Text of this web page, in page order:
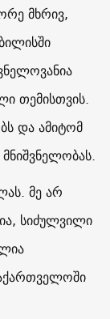
მხრივ,
თემისთვის.
და ამიტომ
მე არ
სიძულვილი